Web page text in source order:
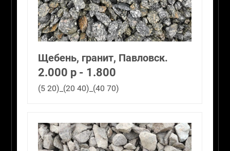
Щебень, гранит, Павловск.
2.000 р - 1.800
(5 20)_(20 40)_(40 70)